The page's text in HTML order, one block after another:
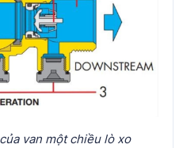
van một chiều lò xo